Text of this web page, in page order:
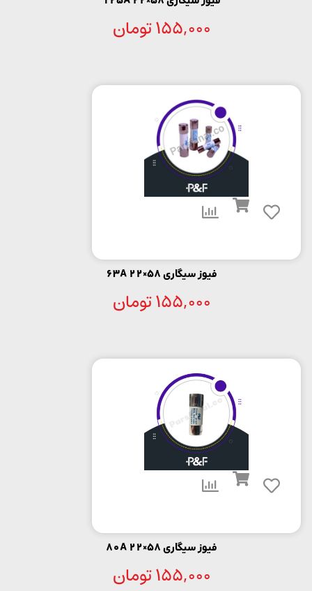
155,000تومان
فیوز سیگاری 58×22 63A
155,000تومان
فیوز سیگاری 58×22 80A
155,000تومان